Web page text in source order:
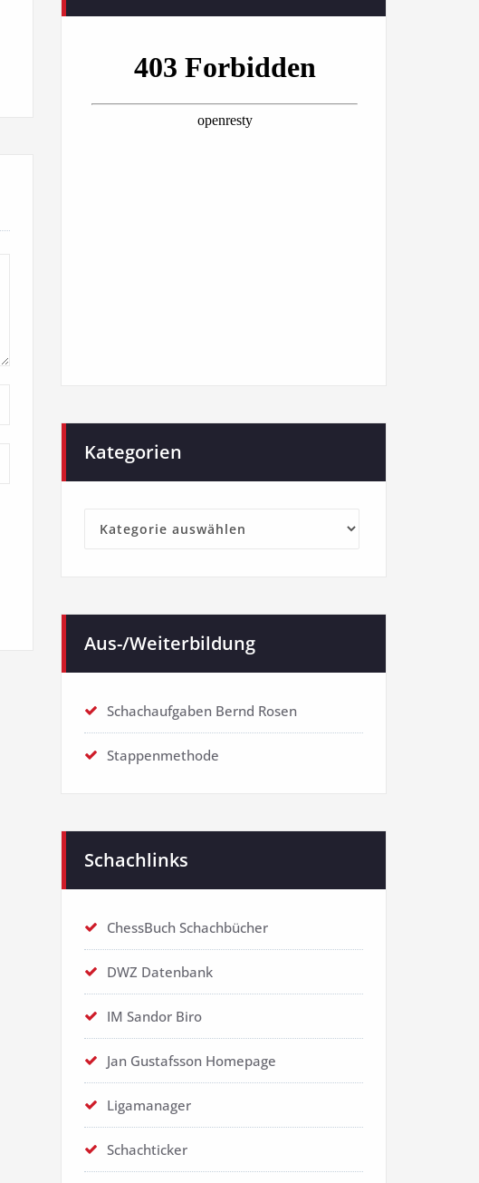
Kategorien
Kategorien
Aus-/Weiterbildung
Schachaufgaben Bernd Rosen
Stappenmethode
Schachlinks
ChessBuch Schachbücher
DWZ Datenbank
IM Sandor Biro
Jan Gustafsson Homepage
Ligamanager
Schachticker